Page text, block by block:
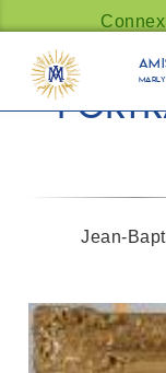
Panneau de
Marly
Jean-